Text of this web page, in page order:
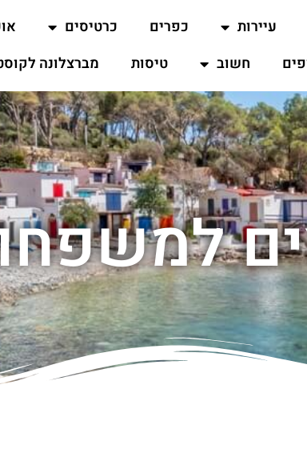
עיירות כפרים כרטיסים
חשוב טיסות מברצלונה